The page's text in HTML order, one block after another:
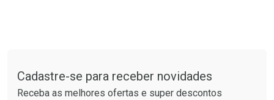
Por R$ 17,59/cada
Por R$ 20,24/cada
Cadastre-se para receber novidades
Receba as melhores ofertas e super descontos